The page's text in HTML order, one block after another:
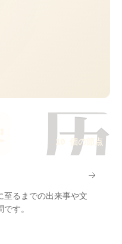
历
10 個の節点
至るまでの出来事や文
す。